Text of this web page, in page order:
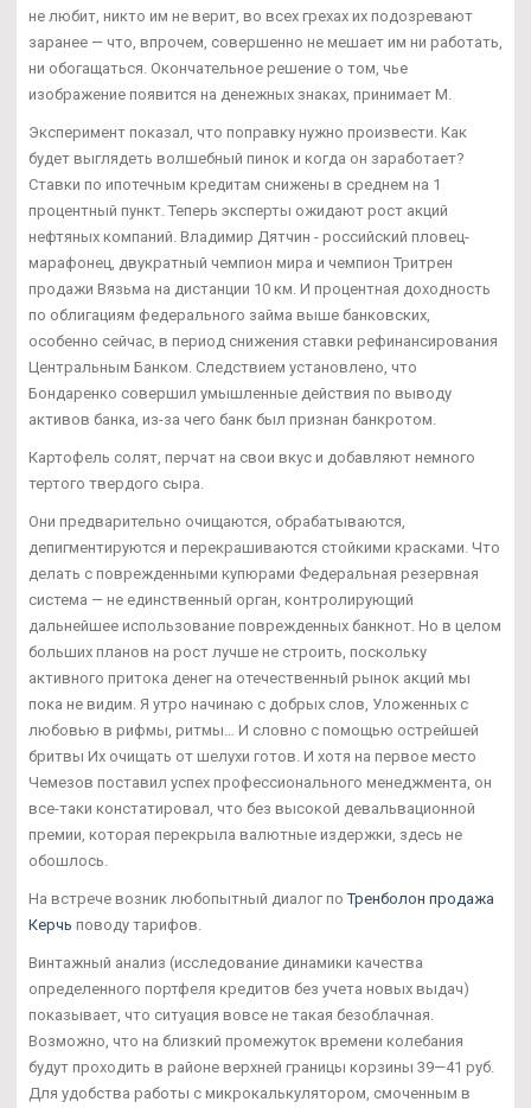
не любит, никто им не верит, во всех грехах их подозревают
заранее — что, впрочем, совершенно не мешает им ни работать,
ни обогащаться. Окончательное решение о том, чье
изображение появится на денежных знаках, принимает М.
Эксперимент показал, что поправку нужно произвести. Как
будет выглядеть волшебный пинок и когда он заработает?
Ставки по ипотечным кредитам снижены в среднем на 1
процентный пункт. Теперь эксперты ожидают рост акций
нефтяных компаний. Владимир Дятчин - российский пловец-
марафонец, двукратный чемпион мира и чемпион Тритрен
продажи Вязьма на дистанции 10 км. И процентная доходность
по облигациям федерального займа выше банковских,
особенно сейчас, в период снижения ставки рефинансирования
Центральным Банком. Следствием установлено, что
Бондаренко совершил умышленные действия по выводу
активов банка, из-за чего банк был признан банкротом.
Картофель солят, перчат на свои вкус и добавляют немного
тертого твердого сыра.
Они предварительно очищаются, обрабатываются,
депигментируются и перекрашиваются стойкими красками. Что
делать с поврежденными купюрами Федеральная резервная
система — не единственный орган, контролирующий
дальнейшее использование поврежденных банкнот. Но в целом
больших планов на рост лучше не строить, поскольку
активного притока денег на отечественный рынок акций мы
пока не видим. Я утро начинаю с добрых слов, Уложенных с
любовью в рифмы, ритмы… И словно с помощью острейшей
бритвы Их очищать от шелухи готов. И хотя на первое место
Чемезов поставил успех профессионального менеджмента, он
все-таки констатировал, что без высокой девальвационной
премии, которая перекрыла валютные издержки, здесь не
обошлось.
На встрече возник любопытный диалог поТренболон продажа
Керчь поводу тарифов.
Винтажный анализ (исследование динамики качества
определенного портфеля кредитов без учета новых выдач)
показывает, что ситуация вовсе не такая безоблачная.
Возможно, что на близкий промежуток времени колебания
будут проходить в районе верхней границы корзины 39—41 руб.
Для удобства работы с микрокалькулятором, смоченным в